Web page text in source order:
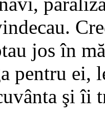
jos în
pentru
şi îi